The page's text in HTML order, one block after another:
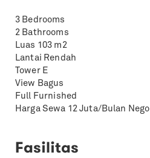
3 Bedrooms
2 Bathrooms
Luas 103 m2
Lantai Rendah
Tower E
View Bagus
Full Furnished
Harga Sewa 12 Juta/Bulan Nego
Fasilitas